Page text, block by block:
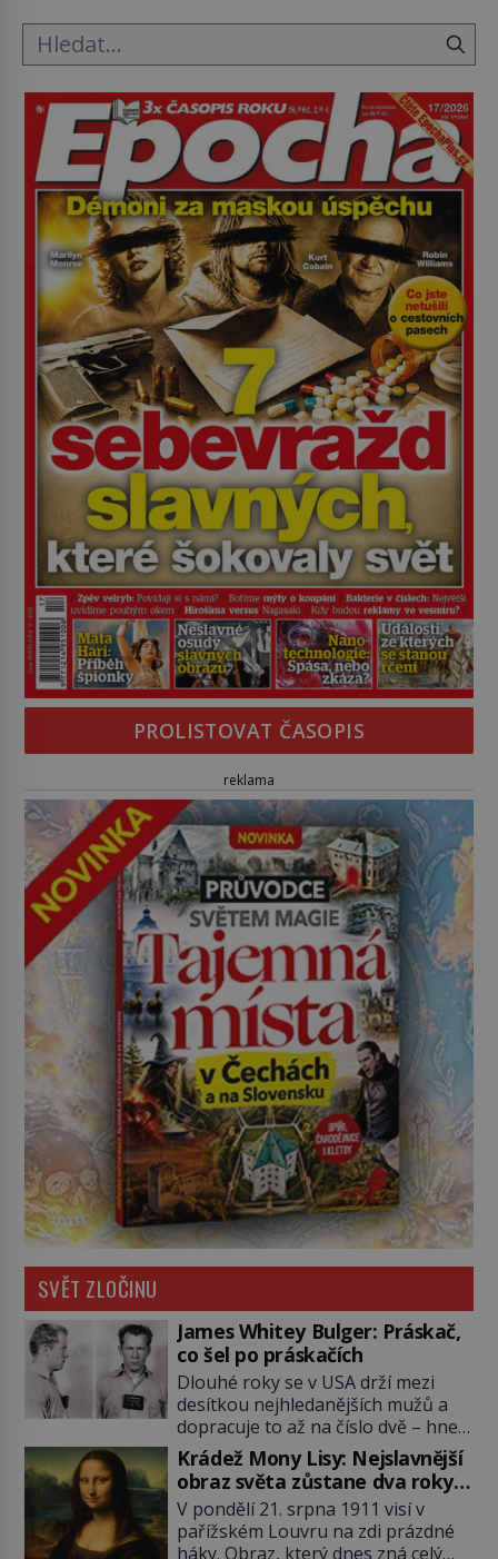
PROLISTOVAT ČASOPIS
reklama
SVĚT ZLOČINU
James Whitey Bulger: Práskač,
co šel po práskačích
Dlouhé roky se v USA drží mezi
desítkou nejhledanějších mužů a
dopracuje to až na číslo dvě – hned
po Usámovi bin Ládinovi (1957–
2011). To je James „Whitey“ Bulger
(1929–2018) viněný ze spoluúčasti
na 19 vraždách, vydírání a lichvy. A
samozřejmě, krom toho je ještě
Krádež Mony Lisy: Nejslavnější
obraz světa zůstane dva roky
nezvěstný
V pondělí 21. srpna 1911 visí v
pařížském Louvru na zdi prázdné
háky. Obraz, který dnes zná celý